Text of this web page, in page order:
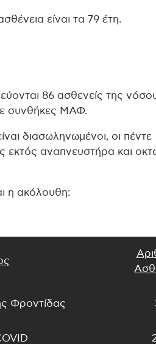
είναι τα 79 έτη.
86 ασθενείς της
συνθήκες ΜΑΦ.
διασωληνωμένοι, οι πέντε
εκτός αναπνευστήρα και
η ακόλουθη:
Φροντίδας